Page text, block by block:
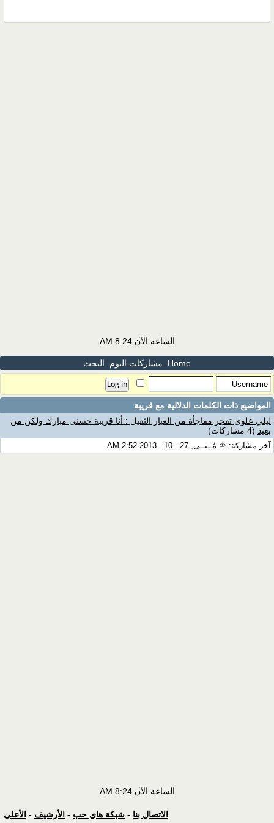
الساعة الآن8:24 AM
Home مشاركات اليوم البحث
المواضيع ذات الكلمات الدلالية مع قريبة
ليلي علوى تفجر مفاجأة من العيار الثقيل : أنا قريبة حسنى مبارك ولكن من
بعيد (4 مشاركات)
آخر مشاركة: ♔ مُــنــى, 27 - 10 - 2013 2:52 AM
الساعة الآن8:24 AM
الاتصال بنا - شبكة هاي حب - الأرشيف - الأعلى